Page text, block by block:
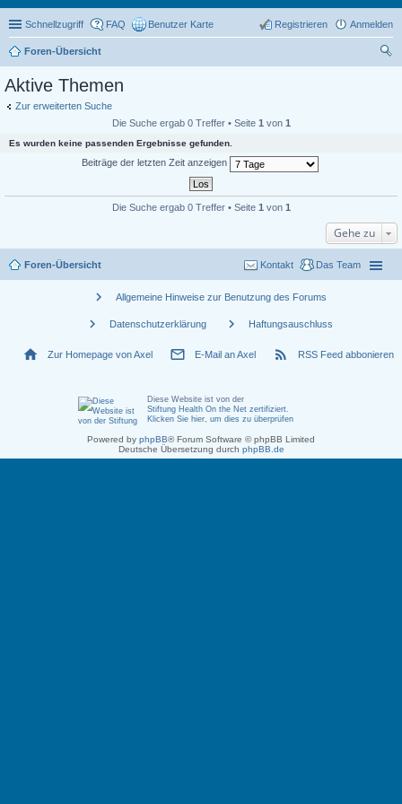
Schnellzugriff FAQ Benutzer Karte Anmelden
Registrieren
Foren-Übersicht
Aktive Themen
Zur erweiterten Suche
Die Suche ergab 0 Treffer • Seite 1 von 1
Es wurden keine passenden Ergebnisse gefunden.
Beiträge der letzten Zeit anzeigen
Die Suche ergab 0 Treffer • Seite 1 von 1
Gehe zu
Foren-Übersicht Das Team
Kontakt
chevron_right Allgemeine Hinweise zur Benutzung des Forums
chevron_right Datenschutzerklärung chevron_right Haftungsauschluss
home Zur Homepage von Axel mail_outline E-Mail an Axel rss_feed RSS Feed abbonieren
Diese Website ist von der
Stiftung Health On the Net zertifiziert
Klicken Sie hier, um dies zu überprüfen
Powered by phpBB® Forum Software © phpBB Limited
Deutsche Übersetzung durch phpBB.de